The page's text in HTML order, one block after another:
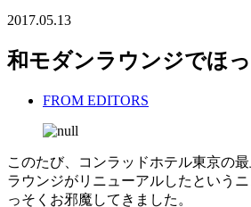
2017.05.13
和モダンラウンジでほ
FROM EDITORS
このたび、コンラッドホテル東京の
ラウンジがリニューアルしたという
っそくお邪魔してきました。